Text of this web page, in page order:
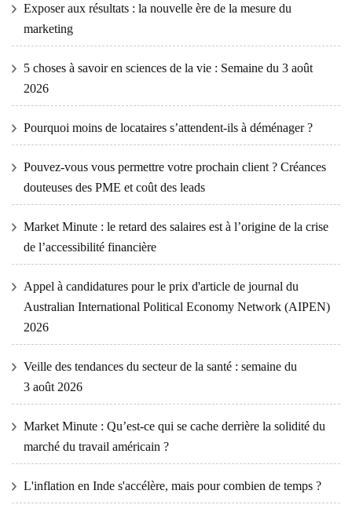
Exposer aux résultats : la nouvelle ère de la mesure du
marketing
5 choses à savoir en sciences de la vie : Semaine du 3 août
2026
Pourquoi moins de locataires s’attendent-ils à déménager ?
Pouvez-vous vous permettre votre prochain client ? Créances
douteuses des PME et coût des leads
Market Minute : le retard des salaires est à l’origine de la crise
de l’accessibilité financière
Appel à candidatures pour le prix d'article de journal du
Australian International Political Economy Network (AIPEN)
2026
Veille des tendances du secteur de la santé : semaine du
3 août 2026
Market Minute : Qu’est-ce qui se cache derrière la solidité du
marché du travail américain ?
L'inflation en Inde s'accélère, mais pour combien de temps ?